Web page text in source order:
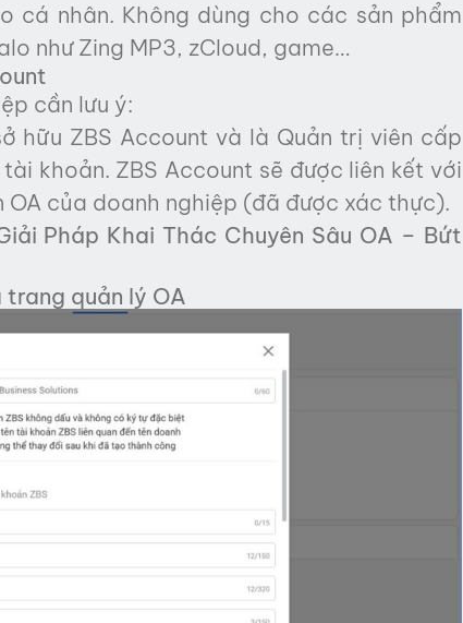
cá nhân. Không dùng cho các sản phẩm
như Zing MP3, zCloud, game…
cần lưu ý:
hữu ZBS Account và là Quản trị viên cấp
khoản. ZBS Account sẽ được liên kết với
OA của doanh nghiệp (đã được xác thực).
Pháp Khai Thác Chuyên Sâu OA – Bứt
quản lý OA